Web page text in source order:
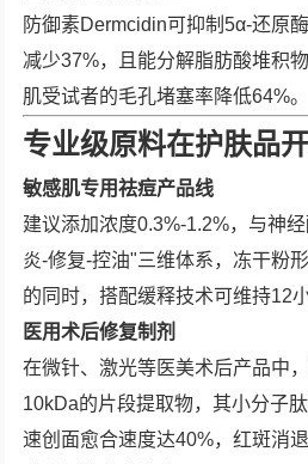
防御素Dermcidin可抑制5α-还原
减少37%，且能分解脂肪酸堆积
肌受试者的毛孔堵塞率降低64%。
专业级原料在护肤品
敏感肌专用祛痘产品线
建议添加浓度0.3%-1.2%，与神
炎-修复-控油"三维体系，冻干粉
的同时，搭配缓释技术可维持12
医用术后修复制剂
在微针、激光等医美术后产品中
10kDa的片段提取物，其小分子
速创面愈合速度达40%，红斑消